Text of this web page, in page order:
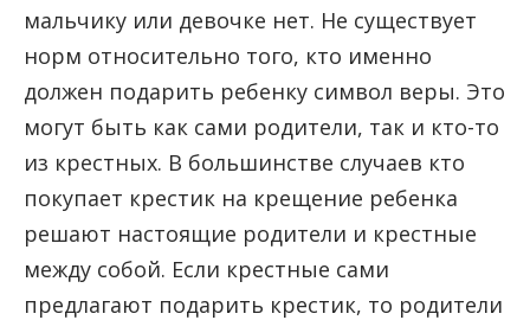
мальчику или девочке нет. Не существует
норм относительно того, кто именно
должен подарить ребенку символ веры. Это
могут быть как сами родители, так и кто-то
из крестных. В большинстве случаев кто
покупает крестик на крещение ребенка
решают настоящие родители и крестные
между собой. Если крестные сами
предлагают подарить крестик, то родители